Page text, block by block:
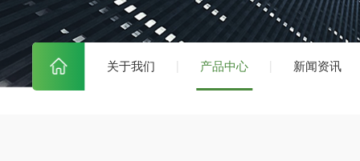
关于我们 产品中心 新闻资讯